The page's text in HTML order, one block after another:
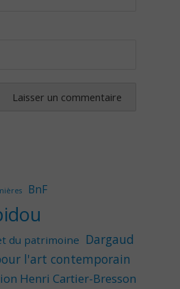
BnF
du patrimoine Dargaud
l'art contemporain
Henri Cartier-Bresson